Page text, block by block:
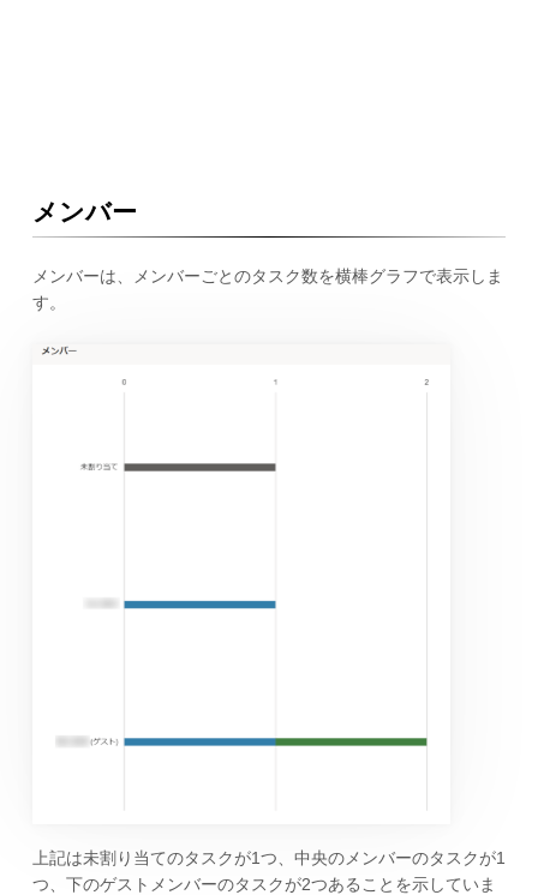
メンバー
メンバーは、メンバーごとのタスク数を横棒グラフで表示しま
す。
上記は未割り当てのタスクが1つ、中央のメンバーのタスクが1
つ、下のゲストメンバーのタスクが2つあることを示していま